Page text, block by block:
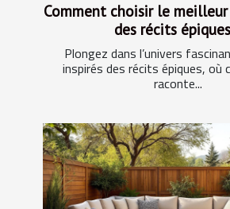
Comment choisir le
des récits
Plongez dans l’univers
inspirés des récits épiques, où
raconte...